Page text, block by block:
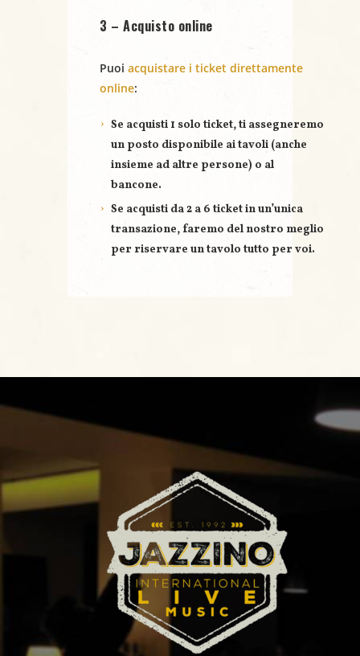
3 – Acquisto online
Puoi acquistare i ticket direttamente
online:
Se acquisti 1 solo ticket, ti assegneremo
un posto disponibile ai tavoli (anche
insieme ad altre persone) o al
bancone.
Se acquisti da 2 a 6 ticketin un’unica
transazione, faremo del nostro meglio
per riservare untavolo tutto per voi.